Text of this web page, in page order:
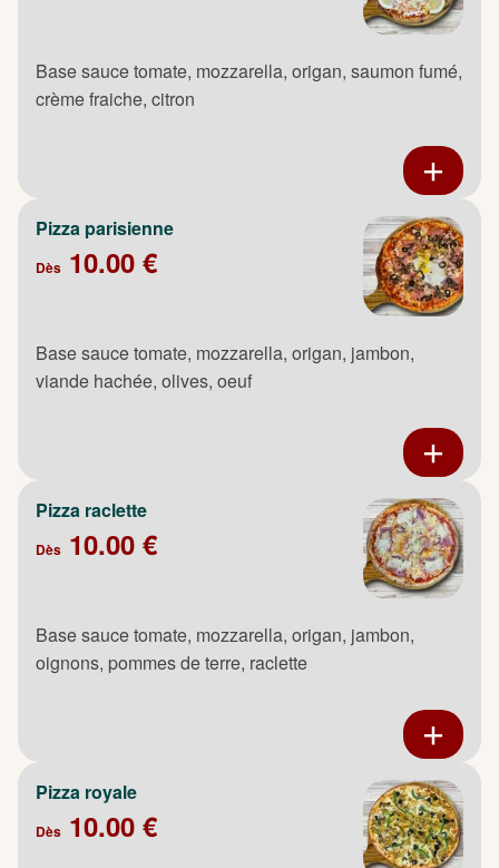
Base sauce tomate, mozzarella, origan, saumon fumé,
crème fraiche, citron
Pizza parisienne
Dès 10.00 €
Base sauce tomate, mozzarella, origan, jambon,
viande hachée, olives, oeuf
Pizza raclette
Dès 10.00 €
Base sauce tomate, mozzarella, origan, jambon,
oignons, pommes de terre, raclette
Pizza royale
Dès 10.00 €